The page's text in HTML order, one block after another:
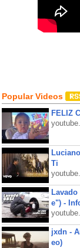
Popular Videos
FELIZ
Ti
e") -
jxdn -
eo)